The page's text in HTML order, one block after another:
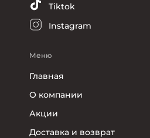
Tiktok
Instagram
Меню
Главная
О компании
Акции
Доставка и возврат